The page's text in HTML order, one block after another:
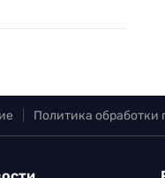
Политика